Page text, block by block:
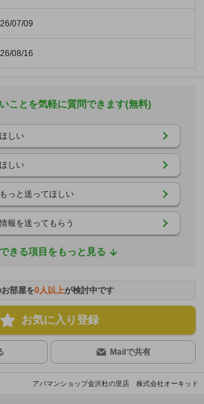
07/09
08/16
ことを気軽に質問できます(無料)
しい
しい
っと送ってほしい
報を送ってもらう
きる項目をもっと見る
部屋を0人以上が検討中です
お気に入り登録
Mailで共有
アパマンショップ金沢杜の里店 株式会社オーキッド